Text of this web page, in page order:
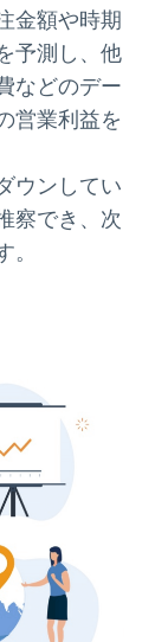
金額や時期
予測し、他
などのデー
営業利益を
ウンしてい
察でき、次
。